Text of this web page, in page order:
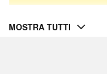
MOSTRA TUTTI